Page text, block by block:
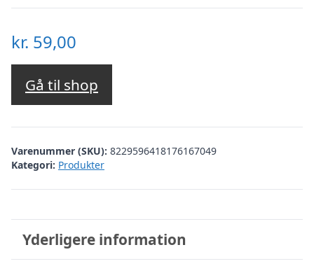
kr. 59,00
Gå til shop
Varenummer (SKU): 8229596418176167049
Kategori: Produkter
Yderligere information